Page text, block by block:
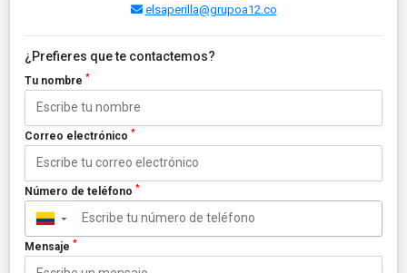
elsaperilla@grupoa12.co
¿Prefieres que te contactemos?
Tu nombre *
Correo electrónico *
Número de teléfono *
▼
Mensaje *